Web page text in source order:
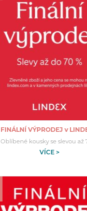
FINÁLNÍ VÝPRODEJ v
Oblíbené kousky se slevou až
VÍCE >